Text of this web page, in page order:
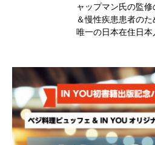
ャップマン氏の監
＆慢性疾患患者の
唯一の日本在住日本